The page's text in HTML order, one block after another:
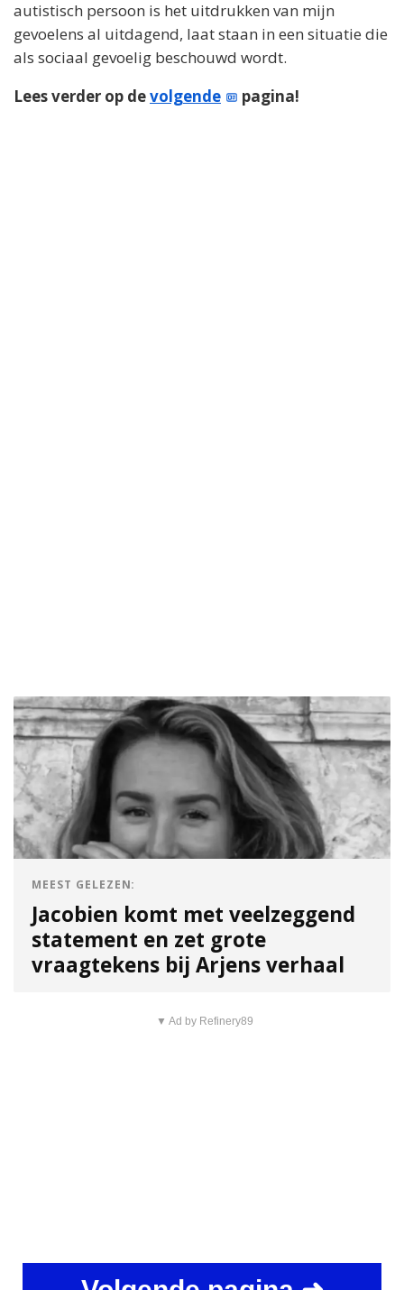
autistisch persoon is het uitdrukken van mijn
gevoelens al uitdagend, laat staan in een situatie die
als sociaal gevoelig beschouwd wordt.
Lees verder op devolgende pagina!
MEEST GELEZEN:
Jacobien komt met veelzeggend
statement en zet grote
vraagtekens bij Arjens verhaal
▼ Ad by Refinery89